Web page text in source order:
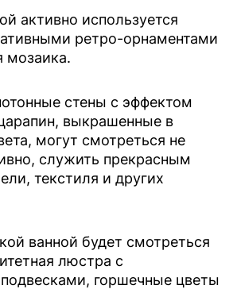
активно используется
ретро-орнаментами
мозаика.
стены с эффектом
выкрашенные в
могут смотреться не
служить прекрасным
текстиля и других
ванной будет смотреться
люстра с
горшечные цветы